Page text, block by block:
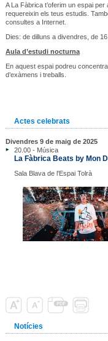
A La Fàbrica t’oferim un espai
requereixin els teus estudis.
consultes a Internet.
Dies: de dilluns a divendres, de
Aula d’estudi nocturna
En aquest espai podreu
d’exàmens i treballs.
Actes celebrats
Divendres 9 de maig de 2025
20.00 - Música
La Fàbrica Beats by Mon
Sala Blava de l'Espai Tolrà
Notícies